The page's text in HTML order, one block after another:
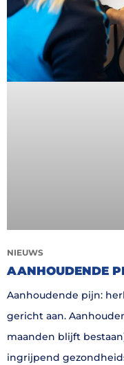
NIEUWS
AANHOUDENDE
Aanhoudende pijn:
gericht aan.
maanden blijft
ingrijpend